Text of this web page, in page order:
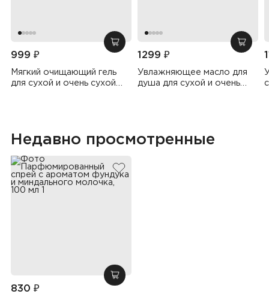
добавить в корзину
999 ₽
Мягкий очищающий гель
для сухой и очень сухой
1299 ₽
Увлажняющее масло для
душа для сухой и очень
Недавно просмотренные
добавить в избранное
добавить в корзину
830 ₽